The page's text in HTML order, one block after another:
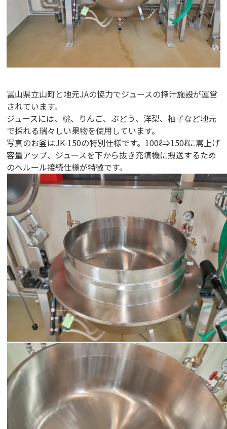
冨山県立山町と地元JAの協力でジュースの搾汁施設が運営
されています。
ジュースには、桃、りんご、ぶどう、洋梨、柚子など地元
で採れる瑞々しい果物を使用しています。
写真のお釜はJK-150の特別仕様です。100ℓ⇒150ℓに嵩上げ
容量アップ、ジュースを下から抜き充填機に搬送するため
のヘルール接続仕様が特徴です。